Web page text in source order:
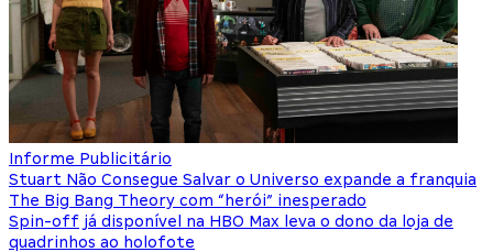
Informe Publicitário
Stuart Não Consegue Salvar o Universo expande a franquia
The Big Bang Theory com “herói” inesperado
Spin-off já disponível na HBO Max leva o dono da loja de
quadrinhos ao holofote